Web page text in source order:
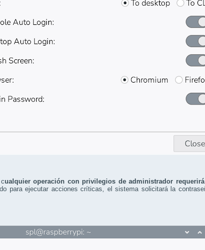
ualquier operación con privilegios de administrador
para ejecutar acciones críticas, el sistema solicitará la